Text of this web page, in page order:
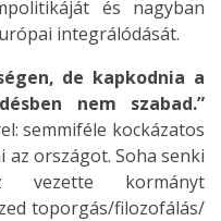
és nagyban
integrálódását.
de kapkodnia a
nem szabad.”
semmiféle kockázatos
az országot. Soha senki
kormányt
toporgás/filozofálás/